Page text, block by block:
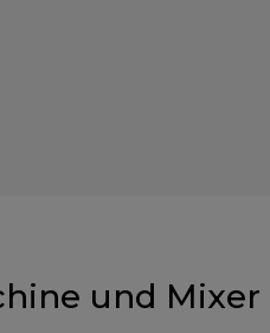
und Mixer